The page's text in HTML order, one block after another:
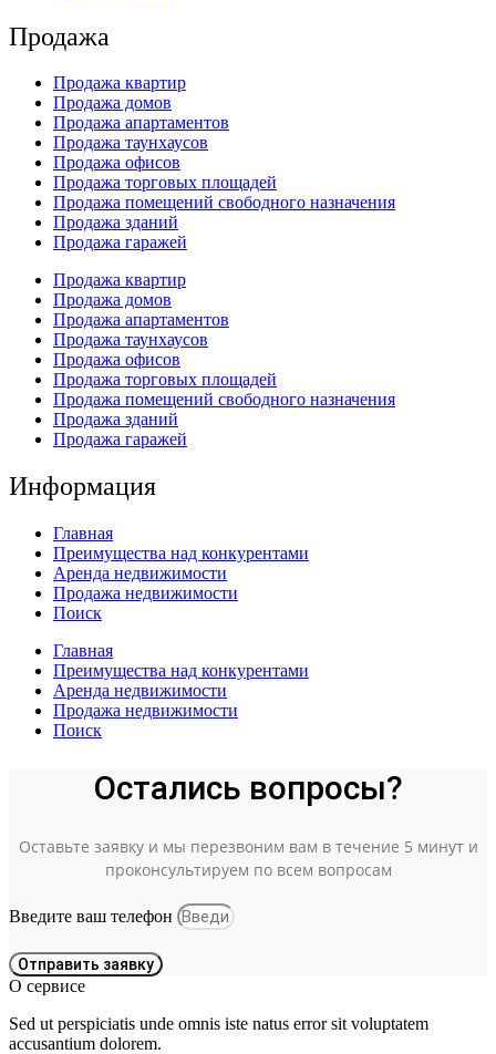
Продажа
Продажа квартир
Продажа домов
Продажа апартаментов
Продажа таунхаусов
Продажа офисов
Продажа торговых площадей
Продажа помещений свободного назначения
Продажа зданий
Продажа гаражей
Продажа квартир
Продажа домов
Продажа апартаментов
Продажа таунхаусов
Продажа офисов
Продажа торговых площадей
Продажа помещений свободного назначения
Продажа зданий
Продажа гаражей
Информация
Главная
Преимущества над конкурентами
Аренда недвижимости
Продажа недвижимости
Поиск
Главная
Преимущества над конкурентами
Аренда недвижимости
Продажа недвижимости
Поиск
Остались вопросы?
Оставьте заявку и мы перезвоним вам в течение 5 минут и
проконсультируем по всем вопросам
Введите ваш телефон
Отправить заявку
О сервисе
Sed ut perspiciatis unde omnis iste natus error sit voluptatem
accusantium dolorem.